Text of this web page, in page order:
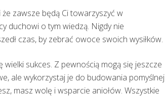
zawsze będą Ci towarzyszyć w
duchowi o tym wiedzą. Nigdy nie
czas, by zebrać owoce swoich wysiłków.
wielki sukces. Z pewnością mogą się jeszcze
ale wykorzystaj je do budowania pomyślnej
masz wolę i wsparcie aniołów. Wszystkie